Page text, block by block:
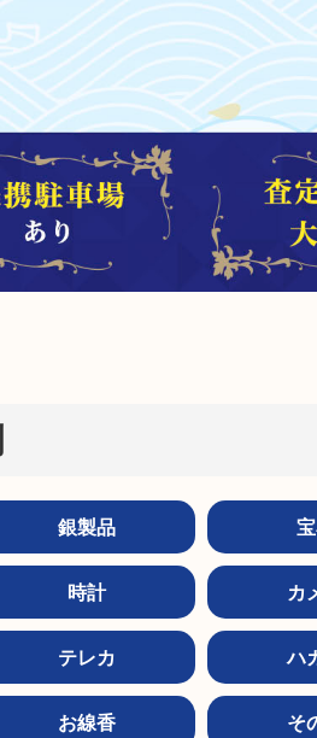
銀製品
時計 カ
テレカ ハ
お線香 そ